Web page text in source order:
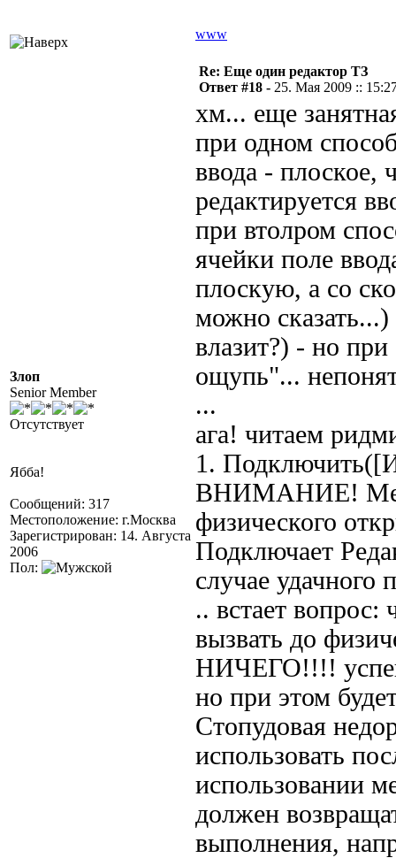
www
Злоп
Senior Member
Отсутствует
Ябба!
Сообщений: 317
Местоположение: г.Москва
Зарегистрирован: 14. Августа
2006
Пол:
Re: Еще один редактор ТЗ
Ответ #18 - 25. Мая 2009 ::
хм... еще
при одном
ввода - плоское,
редактируется
при втолром
ячейки поле
плоскую, а со
можно
влазит?) - но
ощупь"...
...
ага! читаем
1.
ВНИМАНИЕ!
физического
Подключает
случае удачного
.. встает вопрос:
вызвать до
НИЧЕГО!!!!
но при этом
Стопудовая
использовать
использовании
должен
выполнения,